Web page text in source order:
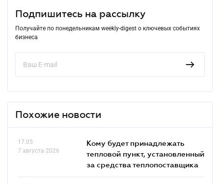
Подпишитесь на рассылку
Получайте по понедельникам weekly-digest о ключевых событиях
бизнеса
Похожие новости
17.05
7 августа 2026
Кому будет принадлежать
тепловой пункт, установленный
за средства теплопоставщика